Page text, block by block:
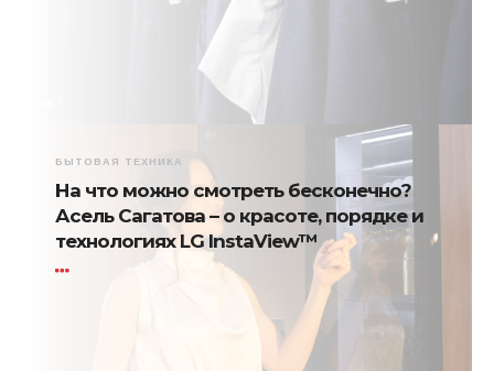
БЫТОВАЯ ТЕХНИКА
На что можно смотреть бесконечно?
Асель Сагатова – о красоте, порядке и
технологиях LG InstaView™